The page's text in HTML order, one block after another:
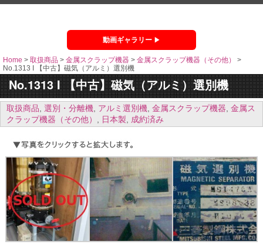
動画ギャラリー
Home > 取扱商品 > 金属スクラップ機器 > 金属スクラップ機器（その他）
>
No.1313 I 【中古】磁気（アルミ）選別機
No.1313 I 【中古】磁気（アルミ）選別機
取扱商品, 選別・分離機, アルミ選別機, 金属スクラップ機器, 金属ス
クラップ機器（その他） , 日本製, 成約済み